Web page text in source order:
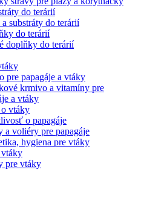
do terárií
substráty do terárií
do terárií
doplňky do terárií
pre papagáje a vtáky
krmivo a vitamíny pre
a vtáky
vtáky
o papagáje
a voliéry pre papagáje
hygiena pre vtáky
pre vtáky